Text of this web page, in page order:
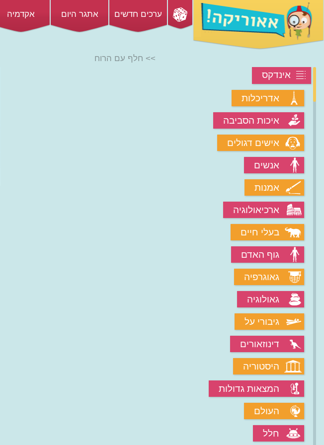
ערכים חדשים אתגר היום אקדמיה
אינדקס
אדריכלות
איכות הסביבה
אישים דגולים
אנשים
אמנות
ארכיאולוגיה
בעלי חיים
גוף האדם
גאוגרפיה
גאולוגיה
גיבורי על
דינוזאורים
היסטוריה
המצאות גדולות
העולם
חלל
>> חלף עם הרוח